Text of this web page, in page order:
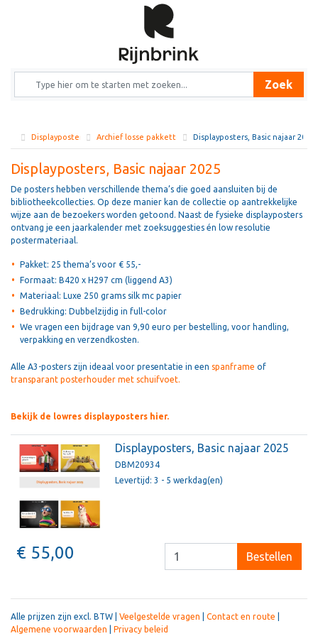
Zoek
Displayposters Archief losse pakketten Displayposters, Basic najaar 2025
Displayposters, Basic najaar 2025
De posters hebben verschillende thema’s die goed aansluiten bij de
bibliotheekcollecties. Op deze manier kan de collectie op aantrekkelijke
wijze aan de bezoekers worden getoond. Naast de fysieke displayposters
ontvang je een jaarkalender met zoeksuggesties én low resolutie
postermateriaal.
Pakket: 25 thema’s voor € 55,-
Formaat: B420 x H297 cm (liggend A3)
Materiaal: Luxe 250 grams silk mc papier
Bedrukking: Dubbelzijdig in full-color
We vragen een bijdrage van 9,90 euro per bestelling, voor handling,
verpakking en verzendkosten.
Alle A3-posters zijn ideaal voor presentatie in een spanframe of
transparant posterhouder met schuifvoet.
Bekijk de lowres displayposters hier.
Displayposters, Basic najaar 2025
DBM20934
Levertijd: 3 - 5 werkdag(en)
€ 55,00 Bestellen
Alle prijzen zijn excl. BTW | Veelgestelde vragen Contact en route
Algemene voorwaarden
Privacy beleid